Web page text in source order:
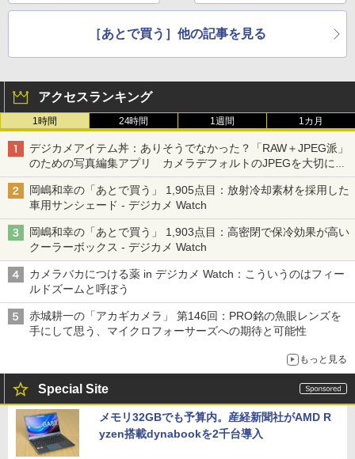
［あとで買う］他の記事を見る
アクセスランキング
1時間 24時間 1週間 1カ月
デジカメアイテム丼：ありそうでなかった？「RAW＋JPEG派」
のための写真編集アプリ カメラデフォルトのJPEGを大切にす
る「Filmator」
岡嶋和幸の「あとで買う」 1,905点目：放射冷却素材を採用した
車用サンシェード - デジカメ Watch
岡嶋和幸の「あとで買う」 1,903点目：高密閉で保冷効果が高い
クーラーボックス - デジカメ Watch
カメラバカにつける薬 in デジカメ Watch：こういうのはフィー
ルドズームと呼ぼう
赤城耕一の「アカギカメラ」 第146回：PRO銘の魚眼レンズを
手にして思う、マイクロフォーサーズへの期待と可能性
もっと見る
Special Site
メモリ32GBでも予算内。産経新聞社がAMD R
yzen搭載dynabookを2千台導入